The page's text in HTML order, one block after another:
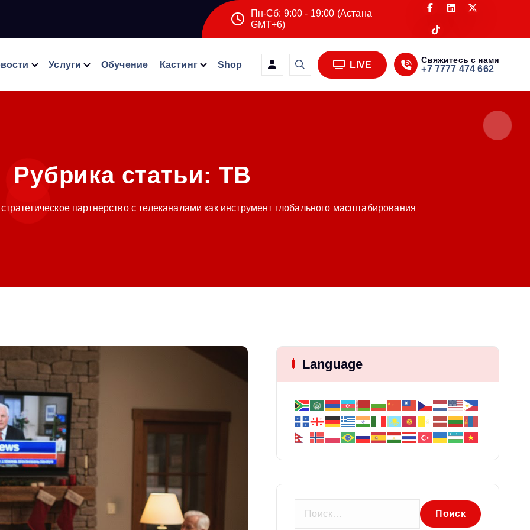
Пн-Сб: 9:00 - 19:00 (Астана
GMT+6)
Услуги Обучение Кастинг Shop LIVE Свяжитесь с нами
+7 7777 474 662
Рубрика статьи:ТВ
партнерство с телеканалами как инструмент глобального масштабирования
Language